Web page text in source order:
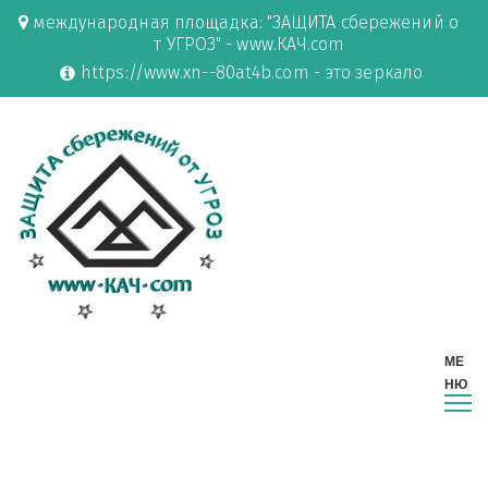
международная площадка: "ЗАЩИТА сбережений о
т УГРОЗ" - www.КАЧ.com
https://www.xn--80at4b.com - это зеркало